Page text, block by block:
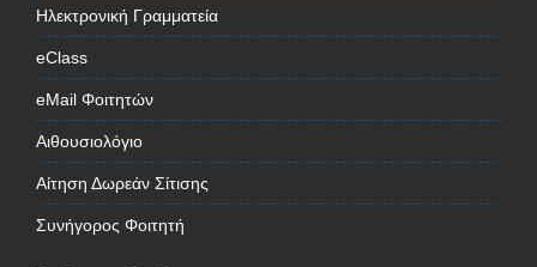
Ηλεκτρονική Γραμματεία
eClass
eMail Φοιτητών
Αιθουσιολόγιο
Αίτηση Δωρεάν Σίτισης
Συνήγορος Φοιτητή